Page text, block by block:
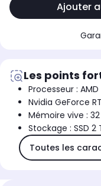
Ajouter
Les points
Processeur :
Nvidia GeForce
Mémoire vive : 32
Stockage : SSD 2
Toutes les